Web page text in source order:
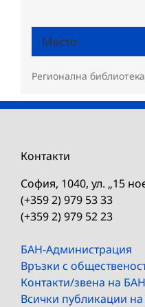
Място
Регионална
Контакти
София, 1040, ул. „15
(+359 2) 979 53 33
(+359 2) 979 52 23
БАН-Администрация
Връзки с
Контакти/звена на БАН
Всички публикации на